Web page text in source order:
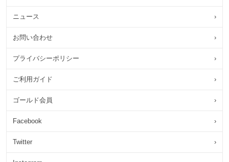
ニュース ›
お問い合わせ ›
プライバシーポリシー ›
ご利用ガイド ›
ゴールド会員 ›
Facebook ›
Twitter ›